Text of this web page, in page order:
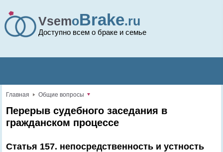
VsemoBrake.ru
Доступно всем о браке и семье
Главная Общие вопросы
Перерыв судебного заседания в
гражданском процессе
Статья 157. непосредственность и устность